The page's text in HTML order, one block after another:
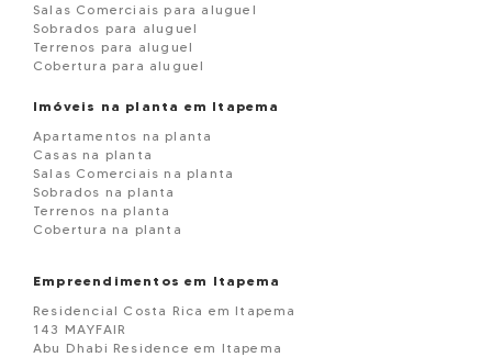
Salas Comerciais para aluguel
Sobrados para aluguel
Terrenos para aluguel
Cobertura para aluguel
Imóveis na planta em Itapema
Apartamentos na planta
Casas na planta
Salas Comerciais na planta
Sobrados na planta
Terrenos na planta
Cobertura na planta
Empreendimentos em Itapema
Residencial Costa Rica em Itapema
143 MAYFAIR
Abu Dhabi Residence em Itapema